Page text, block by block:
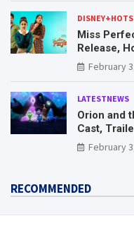
Miss
Release,
February
LATESTNEWS
Orion and
Cast,
Need To
February
RECOMMENDED